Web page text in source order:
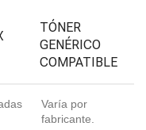
TÓNER
GENÉRICO
COMPATIBLE
Varía por
fabricante.